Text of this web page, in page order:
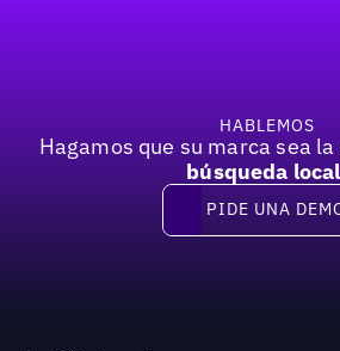
HABLEMOS
Hagamos que su marca sea
búsqueda
Pide una demo
PIDE UNA